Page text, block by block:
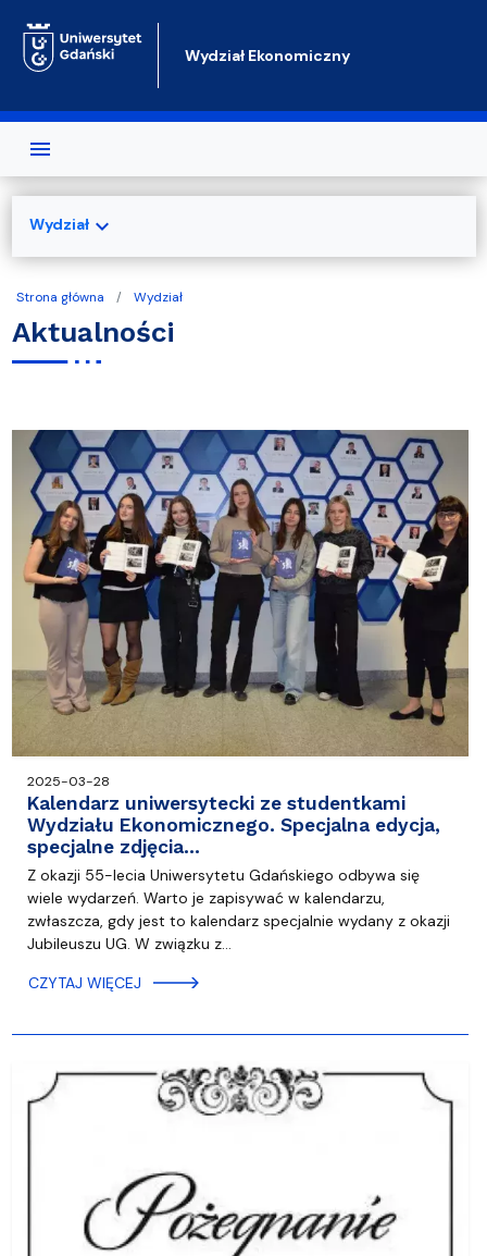
Wydział Ekonomiczny
Strona główna Wydział
Aktualności
2025-03-28
Kalendarz uniwersytecki ze studentkami
Wydziału Ekonomicznego. Specjalna edycja,
specjalne zdjęcia…
Z okazji 55-lecia Uniwersytetu Gdańskiego odbywa się
wiele wydarzeń. Warto je zapisywać w kalendarzu,
zwłaszcza, gdy jest to kalendarz specjalnie wydany z okazji
Jubileuszu UG. W związku z…
CZYTAJ WIĘCEJ
Wydziałexpand_more